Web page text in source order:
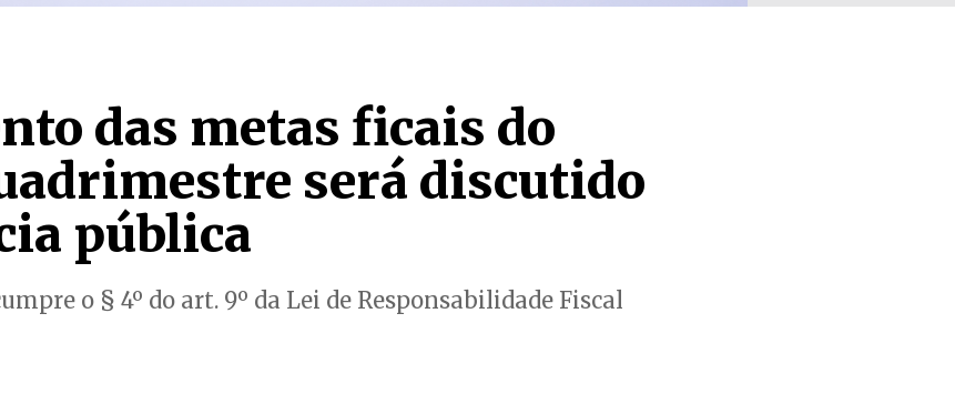
das metas ficais do
será discutido
pública
o § 4º do art. 9º da Lei de Responsabilidade Fiscal